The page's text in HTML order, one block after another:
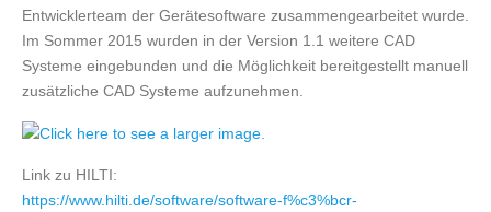
Entwicklerteam der Gerätesoftware zusammengearbeitet wurde.
Im Sommer 2015 wurden in der Version 1.1 weitere CAD
Systeme eingebunden und die Möglichkeit bereitgestellt manuell
zusätzliche CAD Systeme aufzunehmen.
Link zu HILTI:
https://www.hilti.de/software/software-f%c3%bcr-